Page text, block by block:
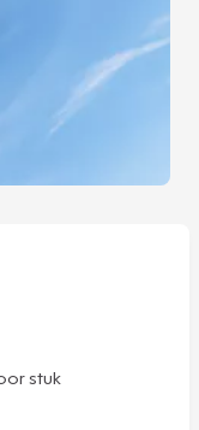
stuk